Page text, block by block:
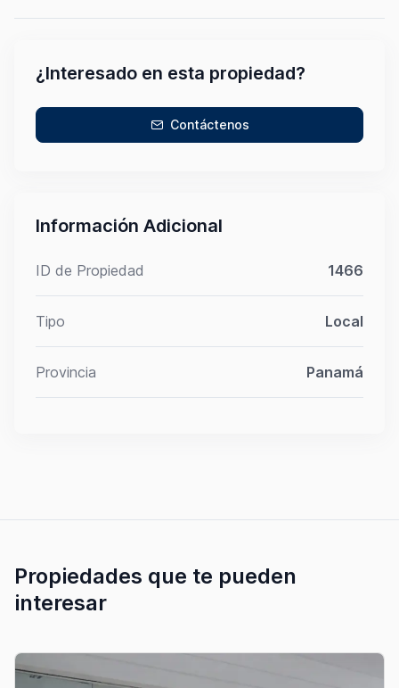
¿Interesado en esta propiedad?
Contáctenos
Información Adicional
ID de Propiedad 1466
Tipo Local
Provincia Panamá
Propiedades que te pueden
interesar